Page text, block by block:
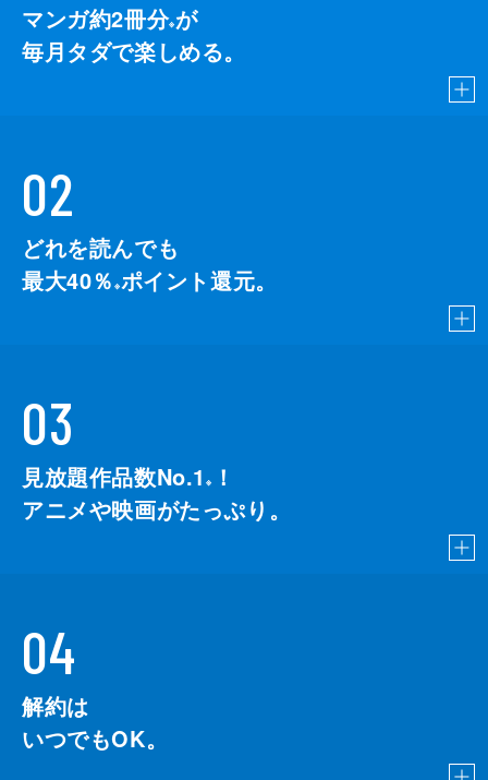
マンガ約2冊分※が
毎月タダで楽しめる。
02
どれを読んでも
最大40％ ※ポイント還元。
03
見放題作品数No.1 ※
！
アニメや映画がたっぷり。
04
解約は
いつでもOK。